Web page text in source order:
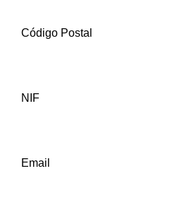
Código Postal
NIF
Email